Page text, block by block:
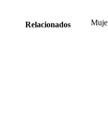
Relacionados